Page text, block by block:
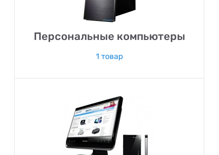
Персональные компьютеры
1 товар